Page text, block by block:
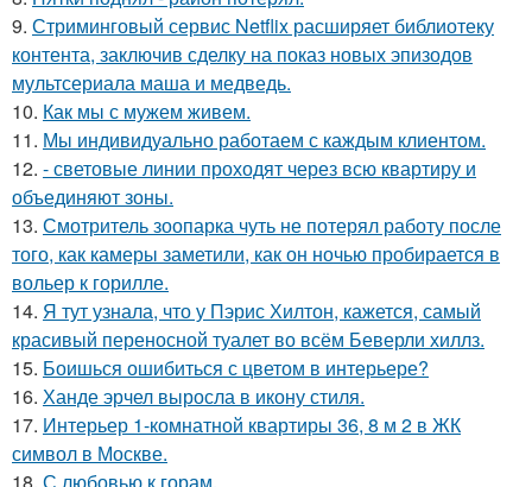
9. Стриминговый сервис Netflix расширяет библиотеку
контента, заключив сделку на показ новых эпизодов
мультсериала маша и медведь.
10. Как мы с мужем живем.
11. Мы индивидуально работаем с каждым клиентом.
12. - световые линии проходят через всю квартиру и
объединяют зоны.
13. Смотритель зоопарка чуть не потерял работу после
того, как камеры заметили, как он ночью пробирается в
вольер к горилле.
14. Я тут узнала, что у Пэрис Хилтон, кажется, самый
красивый переносной туалет во всём Беверли хиллз.
15. Боишься ошибиться с цветом в интерьере?
16. Ханде эрчел выросла в икону стиля.
17. Интерьер 1-комнатной квартиры 36, 8 м 2 в ЖК
символ в Москве.